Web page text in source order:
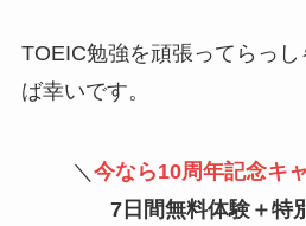
TOEIC勉強を頑張ってらっ
ば幸いです。
＼ 今なら10周年記念キ
7日間無料体験＋特